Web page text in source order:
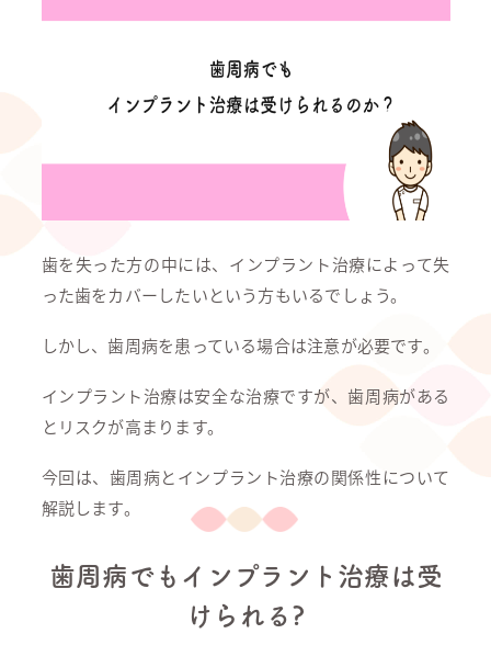
歯を失った方の中には、インプラント治療によって失
った歯をカバーしたいという方もいるでしょう。
しかし、歯周病を患っている場合は注意が必要です。
インプラント治療は安全な治療ですが、歯周病がある
とリスクが高まります。
今回は、歯周病とインプラント治療の関係性について
解説します。
歯周病でもインプラント治療は受
けられる?